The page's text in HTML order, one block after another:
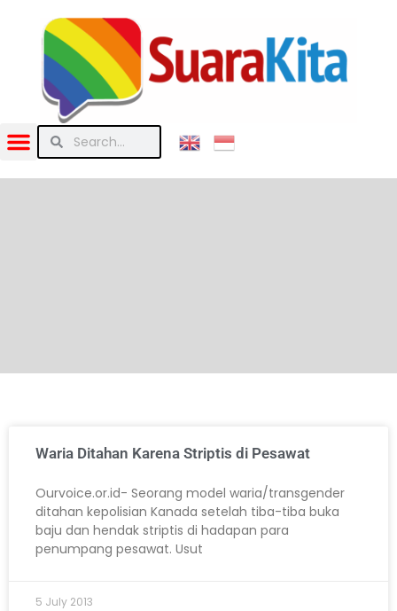
Waria Ditahan Karena Striptis di Pesawat
Ourvoice.or.id- Seorang model waria/transgender
ditahan kepolisian Kanada setelah tiba-tiba buka
baju dan hendak striptis di hadapan para
penumpang pesawat. Usut
5 July 2013